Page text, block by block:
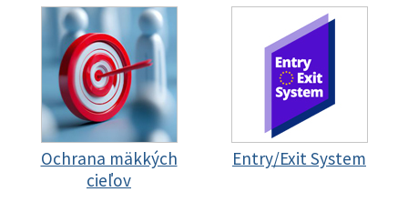
Ochrana mäkkých
cieľov
Entry/Exit System